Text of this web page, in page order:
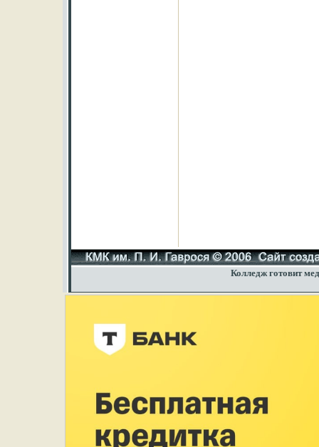
Колледж готовит